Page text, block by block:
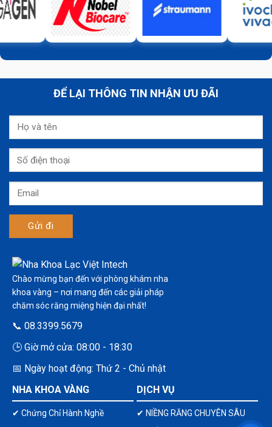
ĐỂ LẠI THÔNG TIN NHẬN ƯU ĐÃI
Chào mừng bạn đến với phòng khám nha
khoa vàng – nơi mang đến các giải pháp
chăm sóc răng miệng hiện đại nhất!
📞 08.3399.5679
🕒 Giờ mở cửa: 08:00 - 18:30
📅 Ngày hoạt động: Thứ 2 - Chủ nhật
NHA KHOA VÀNG
✔ Chứng Chỉ Hành Nghề
DỊCH VỤ
✔ NIỀNG RĂNG CHUYÊN SÂU